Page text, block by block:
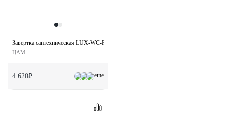
еще
Завертка сантехническая LUX-WC-R1 CRO на круглой розетке цвет хром
ЦАМ
4 620₽